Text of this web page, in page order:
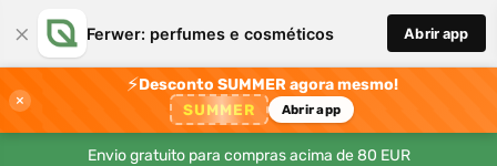
× Ferwer: perfumes e cosméticos Abrir app
×
⚡Desconto SUMMER agora mesmo!
SUMMER Abrir app
Envio gratuito para compras acima de 80 EUR